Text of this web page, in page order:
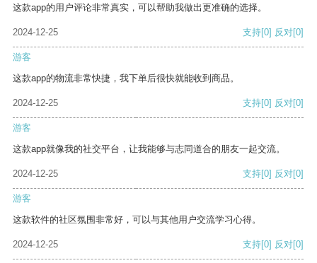
这款app的用户评论非常真实，可以帮助我做出更准确的选择。
2024-12-25 支持[0] 反对[0]
游客
这款app的物流非常快捷，我下单后很快就能收到商品。
2024-12-25 支持[0] 反对[0]
游客
这款app就像我的社交平台，让我能够与志同道合的朋友一起交流。
2024-12-25 支持[0] 反对[0]
游客
这款软件的社区氛围非常好，可以与其他用户交流学习心得。
2024-12-25 支持[0] 反对[0]